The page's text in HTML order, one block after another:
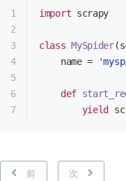
1
2
3
4
5
6
7
import scrapy
class MySpider(
    name =
def
yield
前 次